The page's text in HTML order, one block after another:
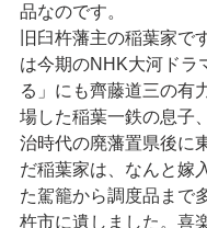
品なのです。
旧臼杵藩主の稲葉家で
は今期のNHK大河ドラ
る」にも齊藤道三の有
場した稲葉一鉄の息子
治時代の廃藩置県後に
だ稲葉家は、なんと嫁
た駕籠から調度品まで
杵市に遺しました。喜